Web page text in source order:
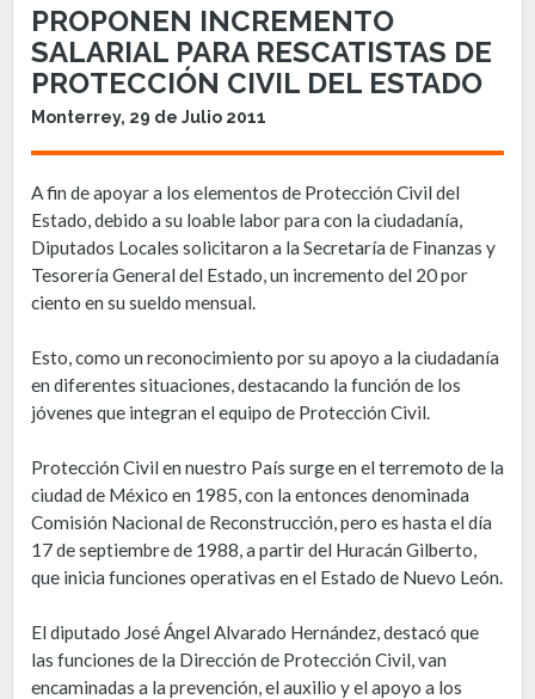
PROPONEN INCREMENTO
SALARIAL PARA RESCATISTAS DE
PROTECCIÓN CIVIL DEL ESTADO
Monterrey, 29 de Julio 2011
A fin de apoyar a los elementos de Protección Civil del
Estado, debido a su loable labor para con la ciudadanía,
Diputados Locales solicitaron a la Secretaría de Finanzas y
Tesorería General del Estado, un incremento del 20 por
ciento en su sueldo mensual.
Esto, como un reconocimiento por su apoyo a la ciudadanía
en diferentes situaciones, destacando la función de los
jóvenes que integran el equipo de Protección Civil.
Protección Civil en nuestro País surge en el terremoto de la
ciudad de México en 1985, con la entonces denominada
Comisión Nacional de Reconstrucción, pero es hasta el día
17 de septiembre de 1988, a partir del Huracán Gilberto,
que inicia funciones operativas en el Estado de Nuevo León.
El diputado José Ángel Alvarado Hernández, destacó que
las funciones de la Dirección de Protección Civil, van
encaminadas a la prevención, el auxilio y el apoyo a los